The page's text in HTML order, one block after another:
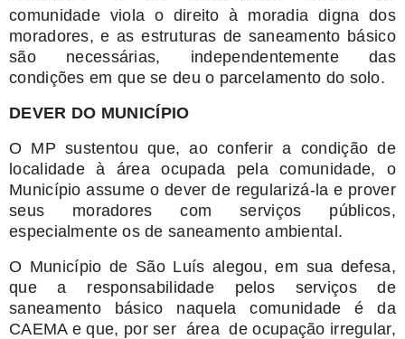
comunidade viola o direito à moradia digna dos
moradores, e as estruturas de saneamento básico
são necessárias, independentemente das
condições em que se deu o parcelamento do solo.
DEVER DO MUNICÍPIO
O MP sustentou que, ao conferir a condição de
localidade à área ocupada pela comunidade, o
Município assume o dever de regularizá-la e prover
seus moradores com serviços públicos,
especialmente os de saneamento ambiental.
O Município de São Luís alegou, em sua defesa,
que a responsabilidade pelos serviços de
saneamento básico naquela comunidade é da
CAEMA e que, por ser área de ocupação irregular,